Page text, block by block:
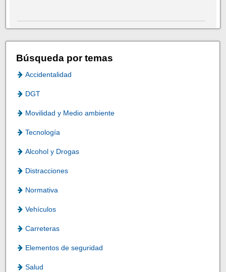
Búsqueda por temas
Accidentalidad
DGT
Movilidad y Medio ambiente
Tecnología
Alcohol y Drogas
Distracciones
Normativa
Vehículos
Carreteras
Elementos de seguridad
Salud